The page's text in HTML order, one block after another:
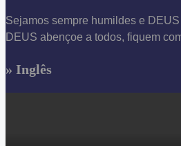
Sejamos sempre humildes e
DEUS abençoe a todos, fiquem
» Inglês